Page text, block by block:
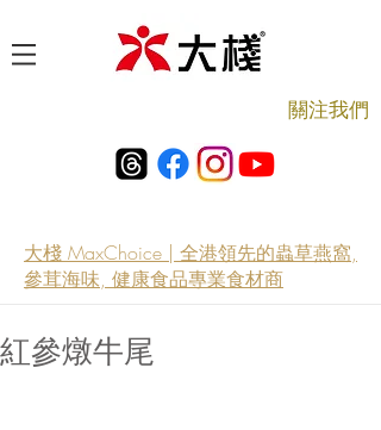
​關注我們
大棧 MaxChoice | 全港領先的蟲草燕窩,
參茸海味, 健康食品專業食材商
紅參燉牛尾